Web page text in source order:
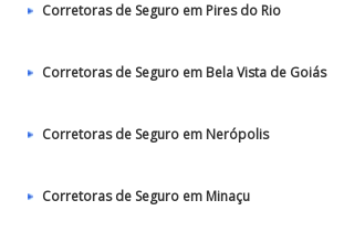
Corretoras de Seguro em Pires do Rio
Corretoras de Seguro em Bela Vista de Goiás
Corretoras de Seguro em Nerópolis
Corretoras de Seguro em Minaçu